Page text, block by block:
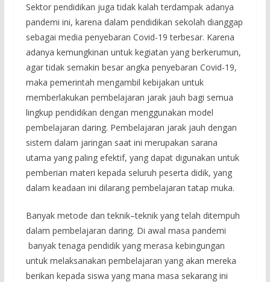
Sektor pendidikan juga tidak kalah terdampak adanya
pandemi ini, karena dalam pendidikan sekolah dianggap
sebagai media penyebaran Covid-19 terbesar. Karena
adanya kemungkinan untuk kegiatan yang berkerumun,
agar tidak semakin besar angka penyebaran Covid-19,
maka pemerintah mengambil kebijakan untuk
memberlakukan pembelajaran jarak jauh bagi semua
lingkup pendidikan dengan menggunakan model
pembelajaran daring. Pembelajaran jarak jauh dengan
sistem dalam jaringan saat ini merupakan sarana
utama yang paling efektif, yang dapat digunakan untuk
pemberian materi kepada seluruh peserta didik, yang
dalam keadaan ini dilarang pembelajaran tatap muka.
Banyak metode dan teknik–teknik yang telah ditempuh
dalam pembelajaran daring. Di awal masa pandemi
banyak tenaga pendidik yang merasa kebingungan
untuk melaksanakan pembelajaran yang akan mereka
berikan kepada siswa yang mana masa sekarang ini